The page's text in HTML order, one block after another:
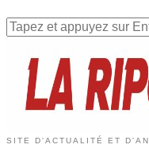
SITE D'ACTUALITÉ ET